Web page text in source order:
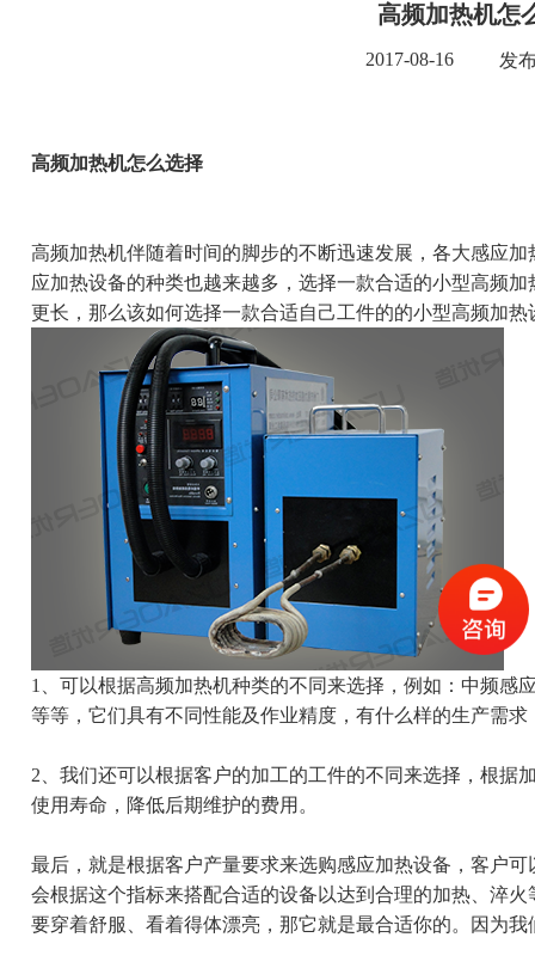
高频加热机怎
2017-08-16 发
高频加热机怎么选择
高频加热机伴随着时间的脚步的不断迅速发展，各大感应加
应加热设备的种类也越来越多，选择一款合适的小型高频
更长，那么该如何选择一款合适自己工件的的小型高频加热
1、可以根据高频加热机种类的不同来选择，例如：中频感
等等，它们具有不同性能及作业精度，有什么样的生产需
2、我们还可以根据客户的加工的工件的不同来选择，根据
使用寿命，降低后期维护的费用。
最后，就是根据客户产量要求来选购感应加热设备，客户
会根据这个指标来搭配合适的设备以达到合理的加热、淬
要穿着舒服、看着得体漂亮，那它就是最合适你的。因为